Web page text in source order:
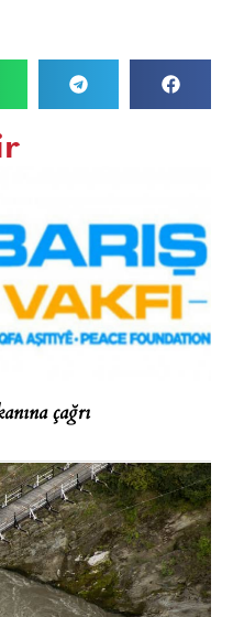
çağrı